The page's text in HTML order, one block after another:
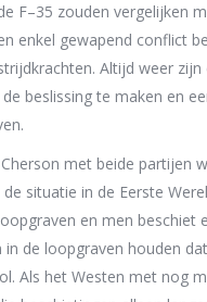
F–35 zouden vergelijken
enkel gewapend conflict
Altijd weer zijn
de beslissing te maken en
.
met beide partijen
situatie in de Eerste
en men beschiet
in de loopgraven houden
. Als het Westen met nog